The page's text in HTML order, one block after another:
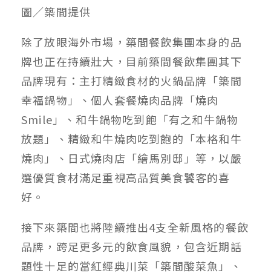
圖／築間提供
除了放眼海外市場，築間餐飲集團本身的品
牌也正在持續壯大，目前築間餐飲集團其下
品牌現有：主打精緻食材的火鍋品牌「築間
幸福鍋物」、個人套餐燒肉品牌「燒肉
Smile」、和牛鍋物吃到飽「有之和牛鍋物
放題」、精緻和牛燒肉吃到飽的「本格和牛
燒肉」、日式燒肉店「繪馬別邸」等，以嚴
選優質食材滿足重視高品質美食饕客的喜
好。
接下來築間也將陸續推出4支全新風格的餐飲
品牌，跨足更多元的飲食風貌，包含近期話
題性十足的當紅經典川菜「築間酸菜魚」、